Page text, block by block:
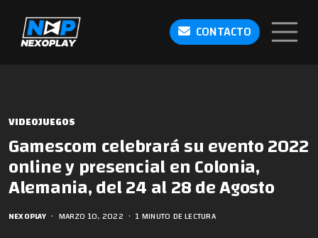
CONTACTO
VIDEOJUEGOS
Gamescom celebrará su evento 2022
online y presencial en Colonia,
Alemania, del 24 al 28 de Agosto
NEXOPLAY • MARZO 10, 2022 • 1 MINUTO DE LECTURA